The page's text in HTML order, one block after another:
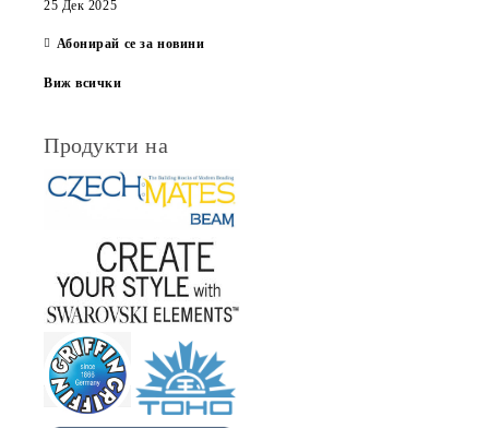
25 Дек 2025
Абонирай се за новини
Виж всички
Продукти на